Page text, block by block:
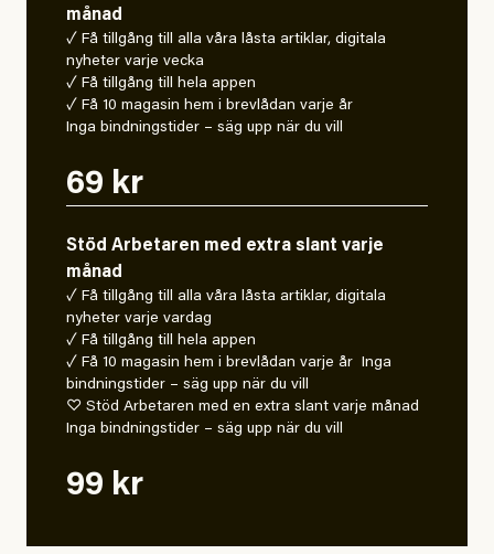
månad
✓ Få tillgång till alla våra låsta artiklar, digitala
nyheter varje vecka
✓ Få tillgång till hela appen
✓ Få 10 magasin hem i brevlådan varje år
Inga bindningstider – säg upp när du vill
69 kr
Stöd Arbetaren med extra slant varje
månad
✓ Få tillgång till alla våra låsta artiklar, digitala
nyheter varje vardag
✓ Få tillgång till hela appen
✓ Få 10 magasin hem i brevlådan varje år Inga
bindningstider – säg upp när du vill
♡ Stöd Arbetaren med en extra slant varje månad
Inga bindningstider – säg upp när du vill
99 kr